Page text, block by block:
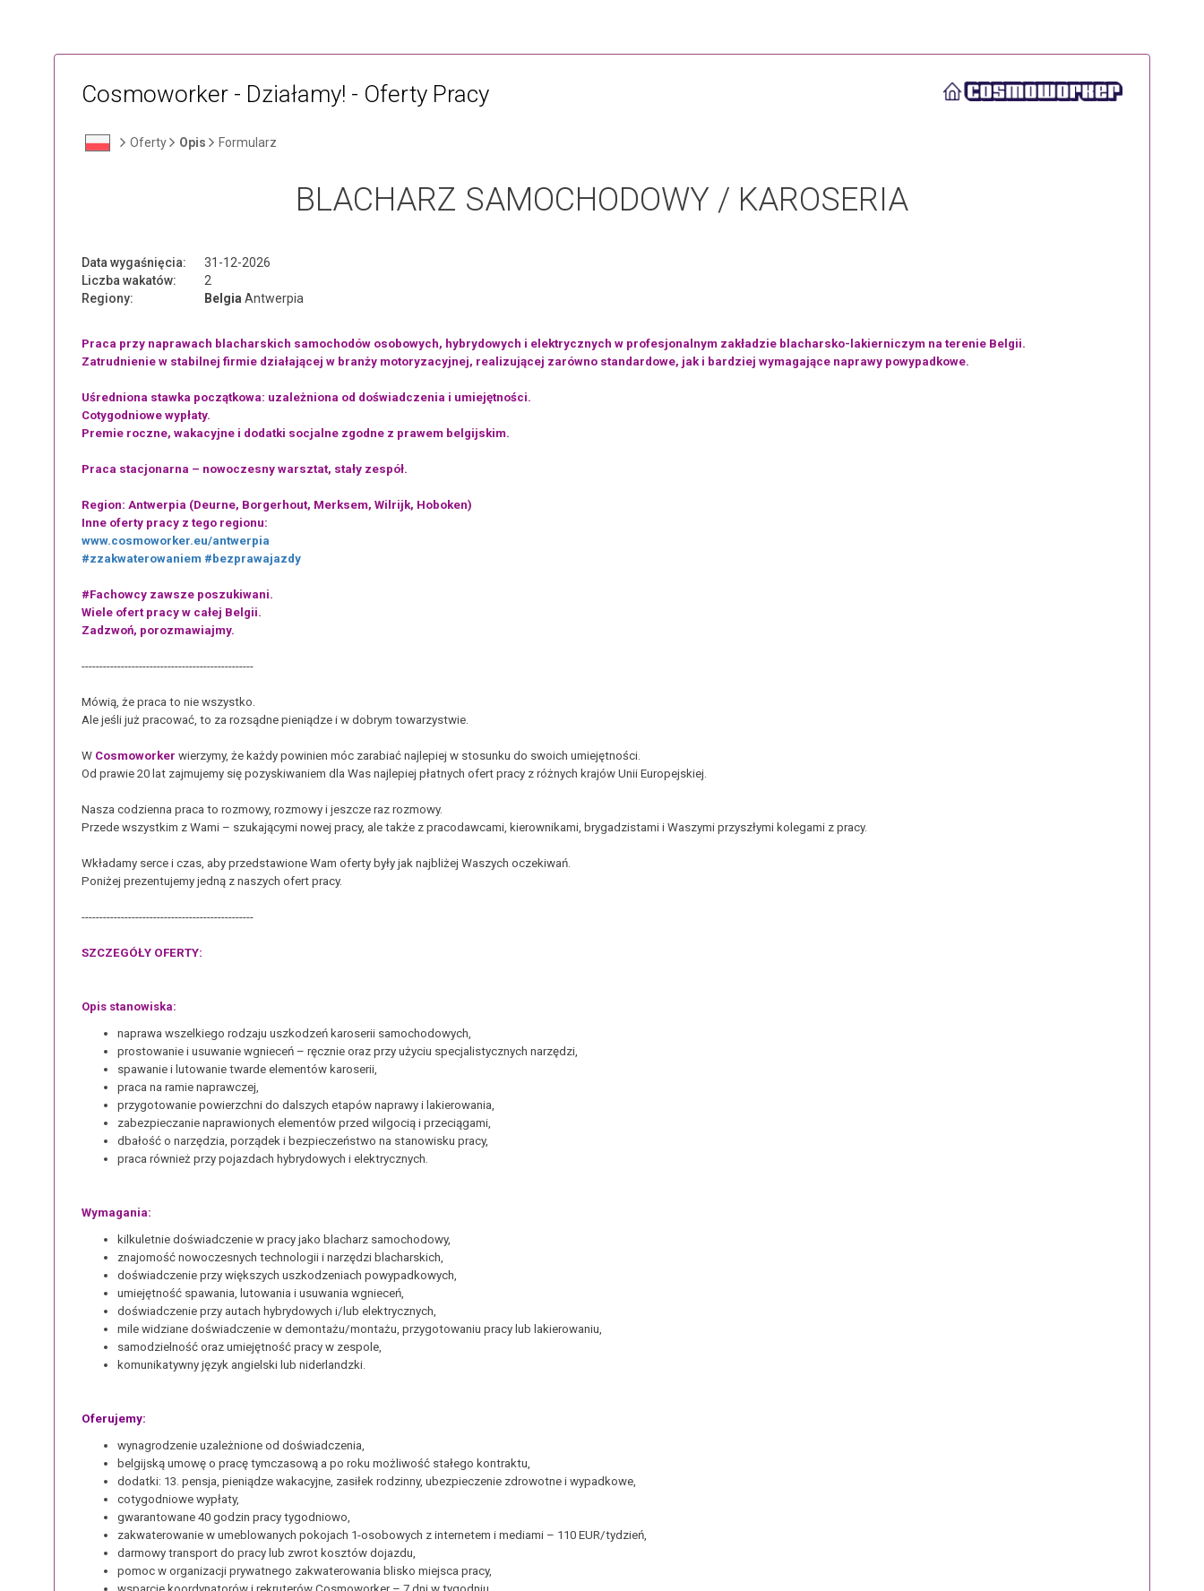
Cosmoworker - Działamy! - Oferty Pracy
Oferty Opis Formularz
BLACHARZ SAMOCHODOWY / KAROSERIA
Data wygaśnięcia:
31-12-2026
Liczba wakatów:
2
Regiony:
Belgia Antwerpia
Praca przy naprawach blacharskich samochodów osobowych, hybrydowych i elektrycznych w profesjonalnym zakładzie blacharsko-lakierniczym na terenie Belgii.
Zatrudnienie w stabilnej firmie działającej w branży motoryzacyjnej, realizującej zarówno standardowe, jak i bardziej wymagające naprawy powypadkowe.
Uśredniona stawka początkowa: uzależniona od doświadczenia i umiejętności.
Cotygodniowe wypłaty.
Premie roczne, wakacyjne i dodatki socjalne zgodne z prawem belgijskim.
Praca stacjonarna – nowoczesny warsztat, stały zespół.
Region: Antwerpia (Deurne, Borgerhout, Merksem, Wilrijk, Hoboken)
Inne oferty pracy z tego regionu:
www.cosmoworker.eu/antwerpia
#zzakwaterowaniem #bezprawajazdy
#Fachowcy zawsze poszukiwani.
Wiele ofert pracy w całej Belgii.
Zadzwoń, porozmawiajmy.
------------------------------------------------
Mówią, że praca to nie wszystko.
Ale jeśli już pracować, to za rozsądne pieniądze i w dobrym towarzystwie.
W Cosmoworker wierzymy, że każdy powinien móc zarabiać najlepiej w stosunku do swoich umiejętności.
Od prawie 20 lat zajmujemy się pozyskiwaniem dla Was najlepiej płatnych ofert pracy z różnych krajów Unii Europejskiej.
Nasza codzienna praca to rozmowy, rozmowy i jeszcze raz rozmowy.
Przede wszystkim z Wami – szukającymi nowej pracy, ale także z pracodawcami, kierownikami, brygadzistami i Waszymi przyszłymi kolegami z pracy.
Wkładamy serce i czas, aby przedstawione Wam oferty były jak najbliżej Waszych oczekiwań.
Poniżej prezentujemy jedną z naszych ofert pracy.
------------------------------------------------
SZCZEGÓŁY OFERTY:
Opis stanowiska:
naprawa wszelkiego rodzaju uszkodzeń karoserii samochodowych,
prostowanie i usuwanie wgnieceń – ręcznie oraz przy użyciu specjalistycznych narzędzi,
spawanie i lutowanie twarde elementów karoserii,
praca na ramie naprawczej,
przygotowanie powierzchni do dalszych etapów naprawy i lakierowania,
zabezpieczanie naprawionych elementów przed wilgocią i przeciągami,
dbałość o narzędzia, porządek i bezpieczeństwo na stanowisku pracy,
praca również przy pojazdach hybrydowych i elektrycznych.
Wymagania:
kilkuletnie doświadczenie w pracy jako blacharz samochodowy,
znajomość nowoczesnych technologii i narzędzi blacharskich,
doświadczenie przy większych uszkodzeniach powypadkowych,
umiejętność spawania, lutowania i usuwania wgnieceń,
doświadczenie przy autach hybrydowych i/lub elektrycznych,
mile widziane doświadczenie w demontażu/montażu, przygotowaniu pracy lub lakierowaniu,
samodzielność oraz umiejętność pracy w zespole,
komunikatywny język angielski lub niderlandzki.
Oferujemy:
wynagrodzenie uzależnione od doświadczenia,
belgijską umowę o pracę tymczasową a po roku możliwość stałego kontraktu,
dodatki: 13. pensja, pieniądze wakacyjne, zasiłek rodzinny, ubezpieczenie zdrowotne i wypadkowe,
cotygodniowe wypłaty,
gwarantowane 40 godzin pracy tygodniowo,
zakwaterowanie w umeblowanych pokojach 1-osobowych z internetem i mediami – 110 EUR/tydzień,
darmowy transport do pracy lub zwrot kosztów dojazdu,
pomoc w organizacji prywatnego zakwaterowania blisko miejsca pracy,